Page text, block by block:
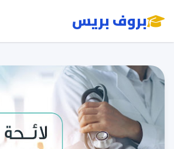
بروف بريس